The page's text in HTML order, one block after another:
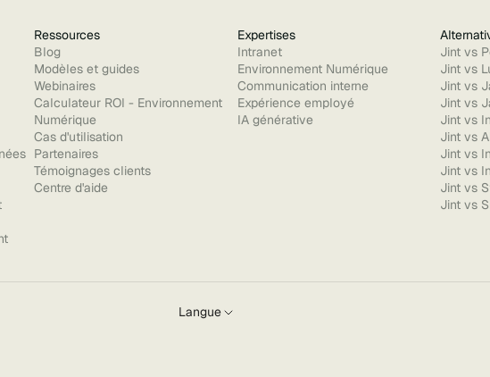
Ressources
Blog
Modèles et guides
Webinaires
Calculateur ROI - Environnement
Numérique
Cas d'utilisation
Partenaires
Témoignages clients
Centre d'aide
Expertises
Intranet
Environnement Numérique
Communication interne
Expérience employé
IA générative
Jint vs
Jint vs
Jint vs
Jint vs
Jint vs
Jint vs
Jint vs
Jint vs
Jint vs
Jint vs
Langue